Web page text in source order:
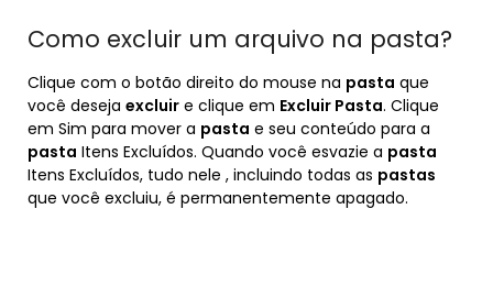
Como excluir um arquivo na pasta?
Clique com o botão direito do mouse na pasta que
você deseja excluir e clique em Excluir Pasta. Clique
em Sim para mover a pasta e seu conteúdo para a
pasta Itens Excluídos. Quando você esvazie a pasta
Itens Excluídos, tudo nele , incluindo todas as pastas
que você excluiu, é permanentemente apagado.